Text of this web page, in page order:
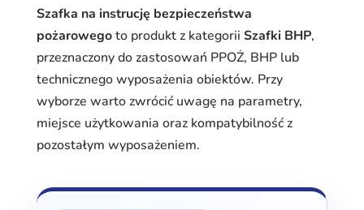
Szafka na instrucję bezpieczeństwa
pożarowegoto produkt z kategorii Szafki BHP,
przeznaczony do zastosowań PPOŻ, BHP lub
technicznego wyposażenia obiektów. Przy
wyborze warto zwrócić uwagę na parametry,
miejsce użytkowania oraz kompatybilność z
pozostałym wyposażeniem.